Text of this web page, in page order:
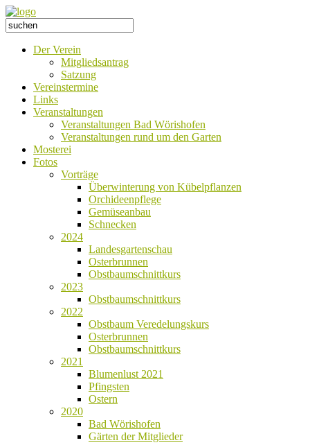
Der Verein
Mitgliedsantrag
Satzung
Vereinstermine
Links
Veranstaltungen
Veranstaltungen Bad Wörishofen
Veranstaltungen rund um den Garten
Mosterei
Fotos
Vorträge
Überwinterung von Kübelpflanzen
Orchideenpflege
Gemüseanbau
Schnecken
2024
Landesgartenschau
Osterbrunnen
Obstbaumschnittkurs
2023
Obstbaumschnittkurs
2022
Obstbaum Veredelungskurs
Osterbrunnen
Obstbaumschnittkurs
2021
Blumenlust 2021
Pfingsten
Ostern
2020
Bad Wörishofen
Gärten der Mitglieder